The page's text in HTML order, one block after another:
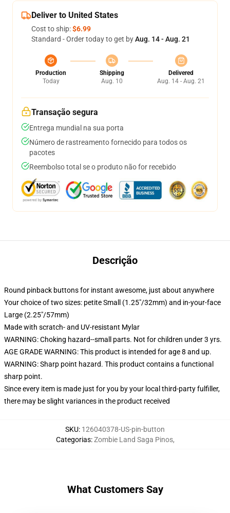
Deliver to United States
Cost to ship:$6.99
Standard - Order today to get byAug. 14 - Aug. 21
Production
Today
Shipping
Aug. 10
Delivered
Aug. 14 - Aug. 21
Transação segura
Entrega mundial na sua porta
Número de rastreamento fornecido para todos os
pacotes
Reembolso total se o produto não for recebido
Descrição
Round pinback buttons for instant awesome, just about anywhere
Your choice of two sizes: petite Small (1.25"/32mm) and in-your-face
Large (2.25"/57mm)
Made with scratch- and UV-resistant Mylar
WARNING: Choking hazard--small parts. Not for children under 3 yrs.
AGE GRADE WARNING: This product is intended for age 8 and up.
WARNING: Sharp point hazard. This product contains a functional
sharp point.
Since every item is made just for you by your local third-party fulfiller,
there may be slight variances in the product received
SKU: 126040378-US-pin-button
Categorias:Zombie Land Saga Pinos,
What Customers Say